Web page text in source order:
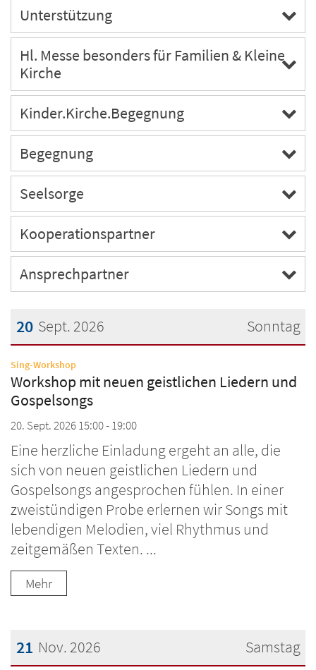
Unterstützung
Hl. Messe besonders für Familien & Kleine
Kirche
Kinder.Kirche.Begegnung
Begegnung
Seelsorge
Kooperationspartner
Ansprechpartner
Sonntag
20 Sept. 2026
Datum: 20. September 2026
Sing-Workshop:
Workshop mit neuen geistlichen Liedern und
Gospelsongs
20. Sept. 2026 15:00 - 19:00
Eine herzliche Einladung ergeht an alle, die
sich von neuen geistlichen Liedern und
Gospelsongs angesprochen fühlen. In einer
zweistündigen Probe erlernen wir Songs mit
lebendigen Melodien, viel Rhythmus und
zeitgemäßen Texten. ...
Mehr
Samstag
21 Nov. 2026